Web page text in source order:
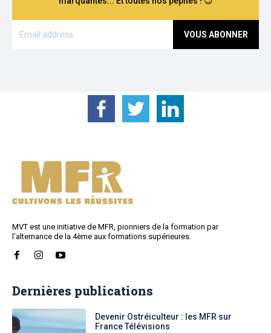
VOUS ABONNER
MVT est une initiative de MFR, pionniers de la formation par
l’alternance de la 4ème aux formations supérieures.
Dernières publications
Devenir Ostréiculteur : les MFR sur
France Télévisions